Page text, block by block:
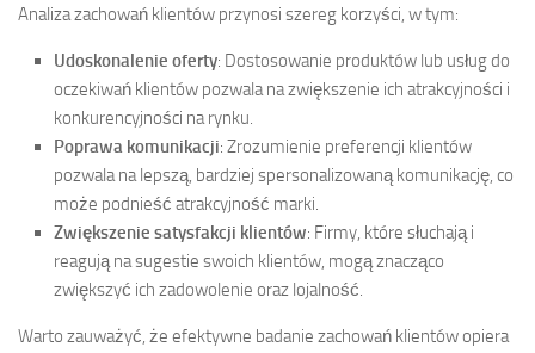
Analiza zachowań klientów przynosi szereg korzyści, w tym:
Udoskonalenie oferty: Dostosowanie produktów lub usług do
oczekiwań klientów pozwala na zwiększenie ich atrakcyjności i
konkurencyjności na rynku.
Poprawa komunikacji: Zrozumienie preferencji klientów
pozwala na lepszą, bardziej spersonalizowaną komunikację, co
może podnieść atrakcyjność marki.
Zwiększenie satysfakcji klientów: Firmy, które słuchają i
reagują na sugestie swoich klientów, mogą znacząco
zwiększyć ich zadowolenie oraz lojalność.
Warto zauważyć, że efektywne badanie zachowań klientów opiera